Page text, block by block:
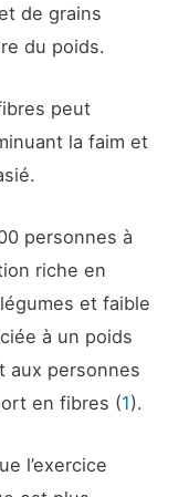
de grains
du poids.
peut
la faim et
personnes à
riche en
et faible
à un poids
aux personnes
en fibres (1).
l’exercice